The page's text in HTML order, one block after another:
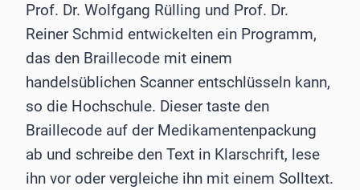
Prof. Dr. Wolfgang Rülling und Prof. Dr.
Reiner Schmid entwickelten ein Programm,
das den Braillecode mit einem
handelsüblichen Scanner entschlüsseln kann,
so die Hochschule. Dieser taste den
Braillecode auf der Medikamentenpackung
ab und schreibe den Text in Klarschrift, lese
ihn vor oder vergleiche ihn mit einem Solltext.